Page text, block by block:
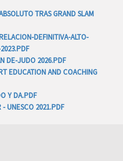
TRAS GRAND SLAM
DEFINITIVA-ALTO-
DE-JUDO 2026.PDF
EDUCATION AND COACHING
Y DA.PDF
UNESCO 2021.PDF